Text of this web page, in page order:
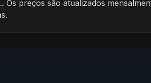
preços são atualizados